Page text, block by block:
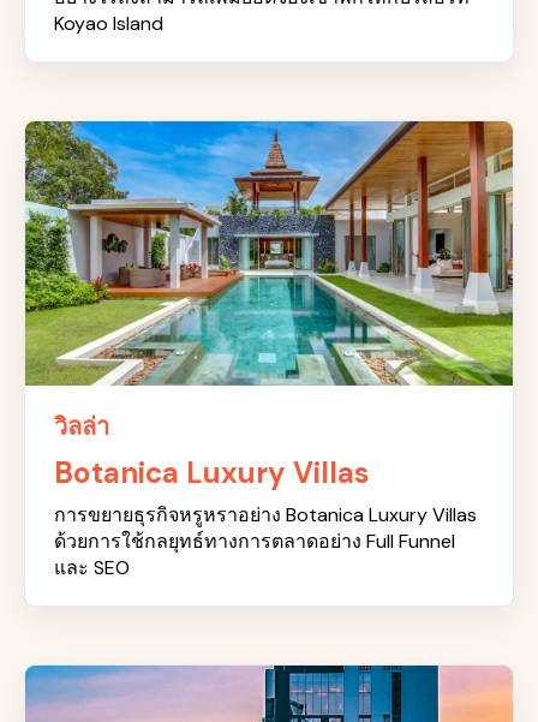
Koyao Island
วิลล่า
Botanica Luxury Villas
การขยายธุรกิจหรูหราอย่าง Botanica Luxury Villas
ด้วยการใช้กลยุทธ์ทางการตลาดอย่าง Full Funnel
และ SEO